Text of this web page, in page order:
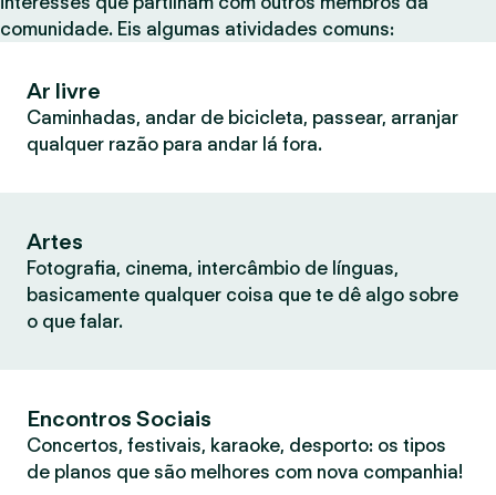
comunidade. Eis algumas atividades comuns:
Ar livre
Caminhadas, andar de bicicleta, passear, arranjar
qualquer razão para andar lá fora.
Artes
Fotografia, cinema, intercâmbio de línguas,
basicamente qualquer coisa que te dê algo sobre
o que falar.
Encontros Sociais
Concertos, festivais, karaoke, desporto: os tipos
de planos que são melhores com nova companhia!